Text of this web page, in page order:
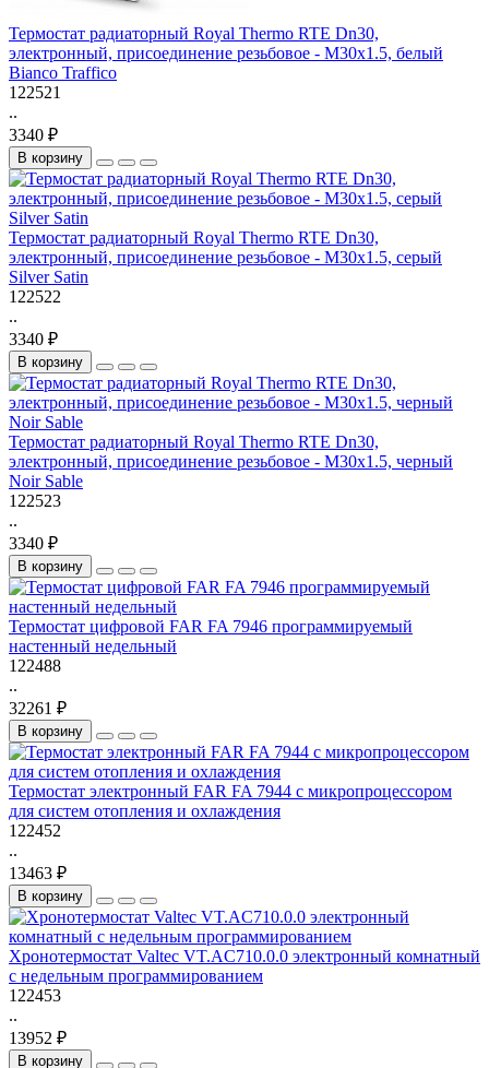
Термостат радиаторный Royal Thermo RTE Dn30,
электронный, присоединение резьбовое - M30x1.5, белый
Bianco Traffico
122521
..
3340 ₽
В корзину
Термостат радиаторный Royal Thermo RTE Dn30,
электронный, присоединение резьбовое - M30x1.5, серый
Silver Satin
122522
..
3340 ₽
В корзину
Термостат радиаторный Royal Thermo RTE Dn30,
электронный, присоединение резьбовое - M30x1.5, черный
Noir Sable
122523
..
3340 ₽
В корзину
Термостат цифровой FAR FA 7946 программируемый
настенный недельный
122488
..
32261 ₽
В корзину
Термостат электронный FAR FA 7944 с микропроцессором
для систем отопления и охлаждения
122452
..
13463 ₽
В корзину
Хронотермостат Valtec VT.AC710.0.0 электронный комнатный
с недельным программированием
122453
..
13952 ₽
В корзину